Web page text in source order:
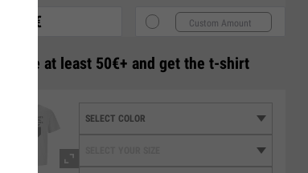
35 €
Donate at least 50€+ and get the t-shirt